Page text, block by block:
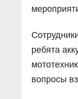
ребята
вопросы